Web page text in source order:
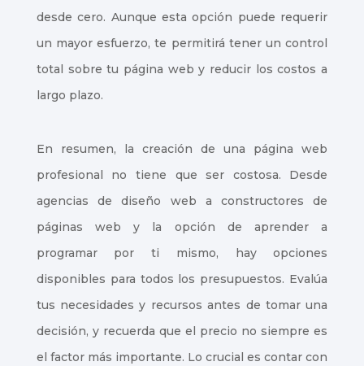
desde cero. Aunque esta opción puede requerir
un mayor esfuerzo, te permitirá tener un control
total sobre tu página web y reducir los costos a
largo plazo.
En resumen, la creación de una página web
profesional no tiene que ser costosa. Desde
agencias de diseño web a constructores de
páginas web y la opción de aprender a
programar por ti mismo, hay opciones
disponibles para todos los presupuestos. Evalúa
tus necesidades y recursos antes de tomar una
decisión, y recuerda que el precio no siempre es
el factor más importante. Lo crucial es contar con